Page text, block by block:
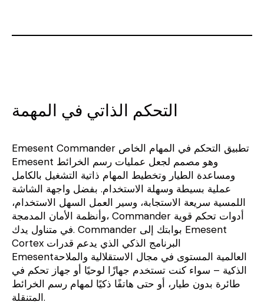
التحكم الذاتي في المهمة
Emesent Commander تطبيق التحكم في المهام الخاص
Emesent وهو مصمم لجعل عمليات رسم الخرائط
ومساعدة الطيار وتخطيط المهام ذاتية التشغيل بالكامل
عملية بسيطة وسهلة الاستخدام. بفضل واجهة الشاشة
اللمسية سريعة الاستجابة، وسير العمل السهل الاستخدام،
وأنظمة الأمان المدمجة، Commander أدوات تحكم قوية
في متناول يدك. Commander بوابتك إلى Emesent
Cortex البرنامج الذكي الذي يدعم قدرات
Emesentالعالمية المستوى في مجال الاستقلالية والملاحة
الذكية – سواء كنت تستخدم جهازًا لوحيًا أو جهاز تحكم في
طائرة بدون طيار، أو حتى هاتفًا ذكيًا لمهام رسم الخرائط
المتنقلة.